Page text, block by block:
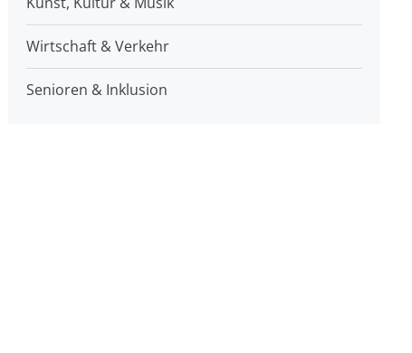
Wirtschaft & Verkehr
Senioren & Inklusion